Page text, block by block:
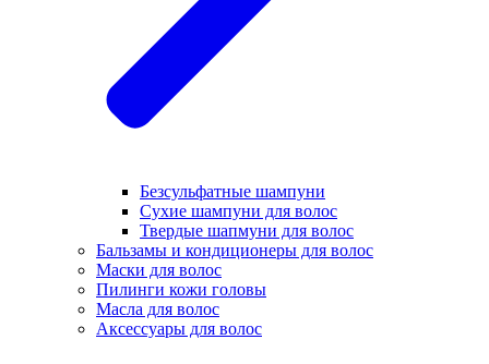
Безсульфатные шампуни
Сухие шампуни для волос
Твердые шапмуни для волос
Бальзамы и кондиционеры для волос
Маски для волос
Пилинги кожи головы
Масла для волос
Аксессуары для волос